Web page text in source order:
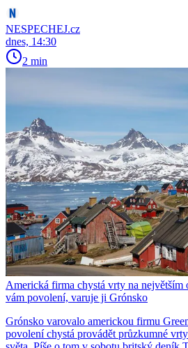
NESPECHEJ.cz
dnes, 14:30
2 min
Americká firma chystá vrty na největším
vám povolení, varuje ji Grónsko
Grónsko varovalo americkou firmu
povolení chystá provádět průzkumné